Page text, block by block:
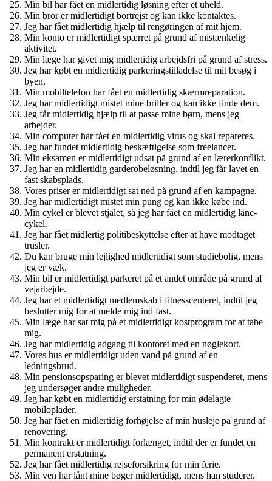
Min bil har fået en midlertidig løsning efter et uheld.
Min bror er midlertidigt bortrejst og kan ikke kontaktes.
Jeg har fået midlertidig hjælp til rengøringen af mit hjem.
Min konto er midlertidigt spærret på grund af mistænkelig
aktivitet.
Min læge har givet mig midlertidig arbejdsfri på grund af stress.
Jeg har købt en midlertidig parkeringstilladelse til mit besøg i
byen.
Min mobiltelefon har fået en midlertidig skærmreparation.
Jeg har midlertidigt mistet mine briller og kan ikke finde dem.
Jeg får midlertidig hjælp til at passe mine børn, mens jeg
arbejder.
Min computer har fået en midlertidig virus og skal repareres.
Jeg har fundet midlertidig beskæftigelse som freelancer.
Min eksamen er midlertidigt udsat på grund af en lærerkonflikt.
Jeg har en midlertidig garderobeløsning, indtil jeg får lavet en
fast skabsplads.
Vores priser er midlertidigt sat ned på grund af en kampagne.
Jeg har midlertidigt mistet min pung og kan ikke købe ind.
Min cykel er blevet stjålet, så jeg har fået en midlertidig låne-
cykel.
Jeg har fået midlertig politibeskyttelse efter at have modtaget
trusler.
Du kan bruge min lejlighed midlertidigt som studiebolig, mens
jeg er væk.
Min bil er midlertidigt parkeret på et andet område på grund af
vejarbejde.
Jeg har et midlertidigt medlemskab i fitnesscenteret, indtil jeg
beslutter mig for at melde mig ind fast.
Min læge har sat mig på et midlertidigt kostprogram for at tabe
mig.
Jeg har midlertidig adgang til kontoret med en nøglekort.
Vores hus er midlertidigt uden vand på grund af en
ledningsbrud.
Min pensionsopsparing er blevet midlertidigt suspenderet, mens
jeg undersøger andre muligheder.
Jeg har købt en midlertidig erstatning for min ødelagte
mobiloplader.
Jeg har fået en midlertidig forhøjelse af min husleje på grund af
renovering.
Min kontrakt er midlertidigt forlænget, indtil der er fundet en
permanent erstatning.
Jeg har fået midlertidig rejseforsikring for min ferie.
Min ven har lånt mine bøger midlertidigt, mens han studerer.